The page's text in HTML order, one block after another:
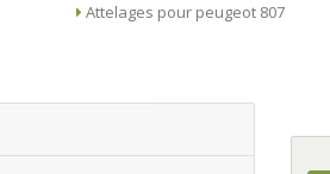
Attelages pour peugeot 807